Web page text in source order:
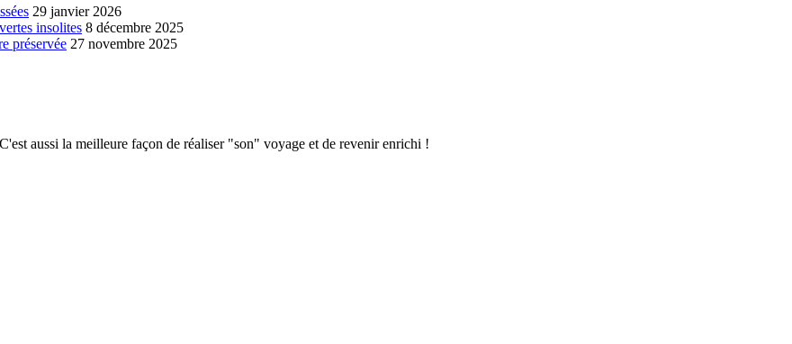
29 janvier 2026
insolites 8 décembre 2025
préservée 27 novembre 2025
aussi la meilleure façon de réaliser "son" voyage et de revenir enrichi !